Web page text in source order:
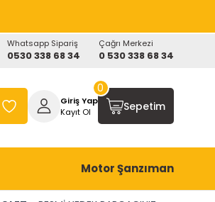
Whatsapp Sipariş
0530 338 68 34
Çağrı Merkezi
0 530 338 68 34
Giriş Yap
Kayıt Ol
Sepetim
0
Motor Şanzıman